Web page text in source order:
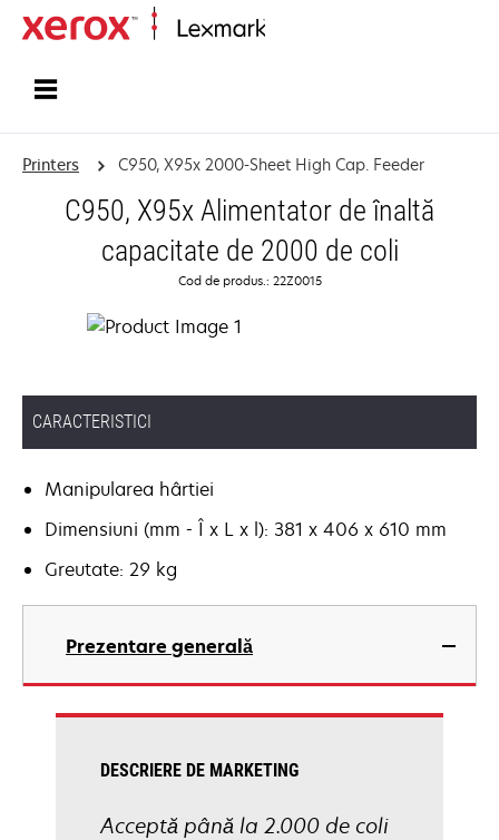
Printers C950, X95x 2000-Sheet High Cap. Feeder
C950, X95x Alimentator de înaltă
capacitate de 2000 de coli
Cod de produs.: 22Z0015
CARACTERISTICI
Manipularea hârtiei
Dimensiuni (mm - Î x L x l): 381 x 406 x 610 mm
Greutate: 29 kg
Prezentare generală
DESCRIERE DE MARKETING
Acceptă până la 2.000 de coli